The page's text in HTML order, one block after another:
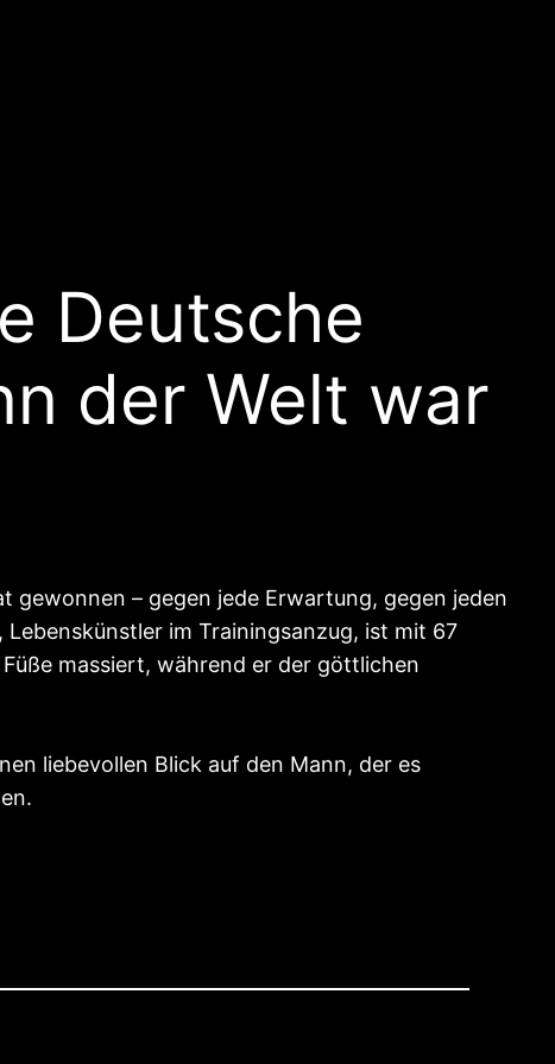
Deutsche
der Welt war
gewonnen – gegen jede Erwartung, gegen jeden
im Trainingsanzug, ist mit 67
massiert, während er der göttlichen
liebevollen Blick auf den Mann, der es